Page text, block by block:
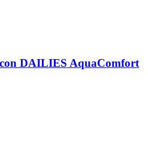
DAILIES AquaComfort